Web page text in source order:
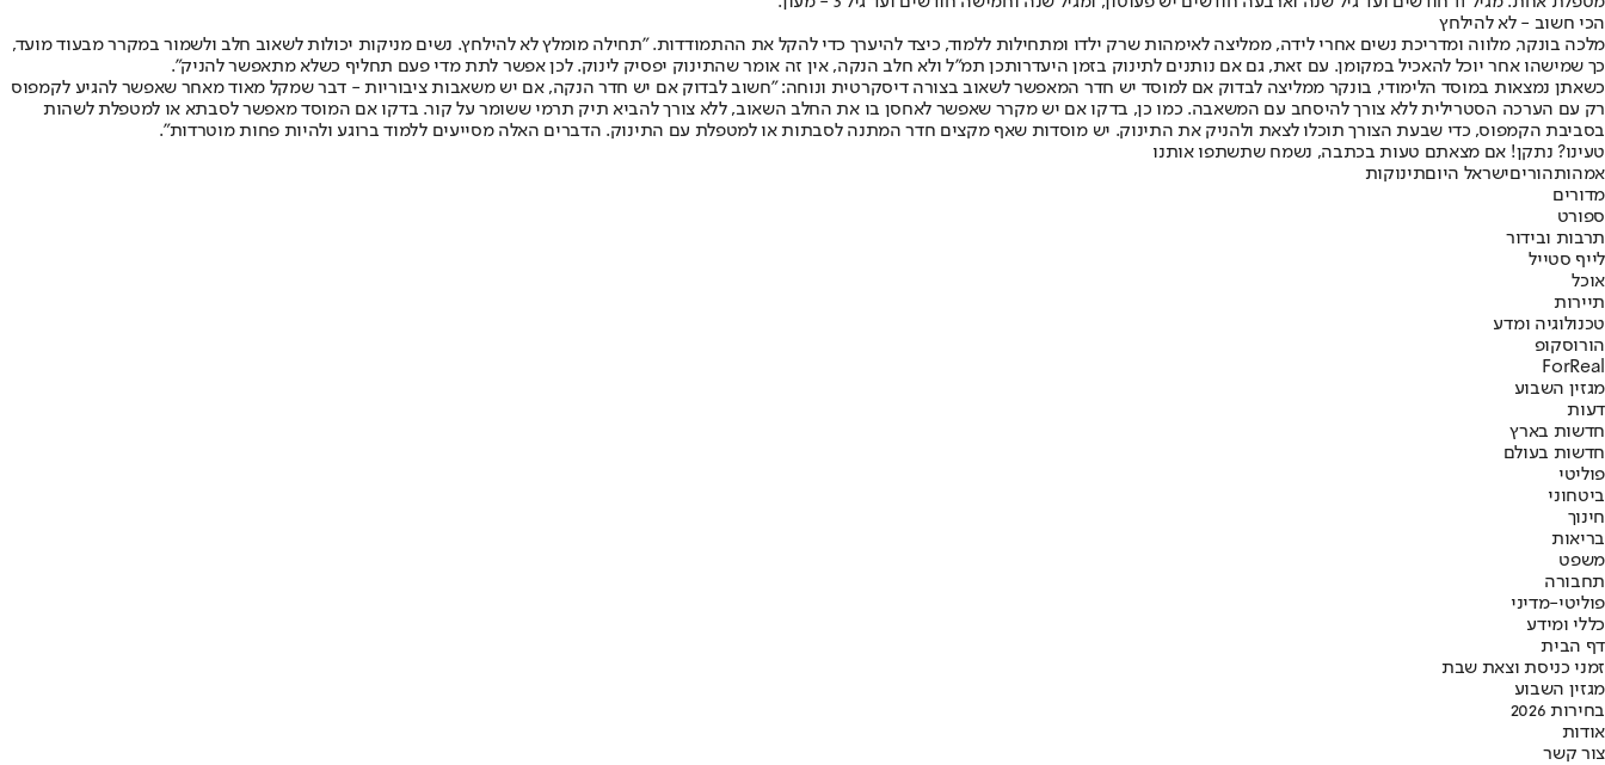
הכי חשוב - לא להילחץ
מלכה בונקר, מלווה ומדריכת נשים אחרי לידה, ממליצה לאימהות שרק ילדו ומתחילות ללמוד, כיצד להיערך כדי להקל את ההתמודדות. "תחילה מומלץ לא להילחץ. נשים מניקות יכולות לשאוב חלב ולשמור במקרר מבעוד מועד,
כך שמישהו אחר יוכל להאכיל במקומן. עם זאת, גם אם נותנים לתינוק בזמן היעדרותכן תמ"ל ולא חלב הנקה, אין זה אומר שהתינוק יפסיק לינוק. לכן אפשר לתת מדי פעם תחליף כשלא מתאפשר להניק".
כשאתן נמצאות במוסד הלימודי, בונקר ממליצה לבדוק אם למוסד יש חדר המאפשר לשאוב בצורה דיסקרטית ונוחה: "חשוב לבדוק אם יש חדר הנקה, אם יש משאבות ציבוריות - דבר שמקל מאוד מאחר שאפשר להגיע לקמפוס
רק עם הערכה הסטרילית ללא צורך להיסחב עם המשאבה. כמו כן, בדקו אם יש מקרר שאפשר לאחסן בו את החלב השאוב, ללא צורך להביא תיק תרמי ששומר על קור. בדקו אם המוסד מאפשר לסבתא או למטפלת לשהות
בסביבת הקמפוס, כדי שבעת הצורך תוכלו לצאת ולהניק את התינוק. יש מוסדות שאף מקצים חדר המתנה לסבתות או למטפלת עם התינוק. הדברים האלה מסייעים ללמוד ברוגע ולהיות פחות מוטרדות".
טעינו? נתקן! אם מצאתם טעות בכתבה, נשמח שתשתפו אותנו
אמהותהוריםישראל היוםתינוקות
מדורים
ספורט
תרבות ובידור
לייף סטייל
אוכל
תיירות
טכנולוגיה ומדע
הורוסקופ
ForReal
מגזין השבוע
דעות
חדשות בארץ
חדשות בעולם
פוליטי
ביטחוני
חינוך
בריאות
משפט
תחבורה
פוליטי-מדיני
כללי ומידע
דף הבית
זמני כניסת וצאת שבת
מגזין השבוע
בחירות 2026
אודות
צור קשר